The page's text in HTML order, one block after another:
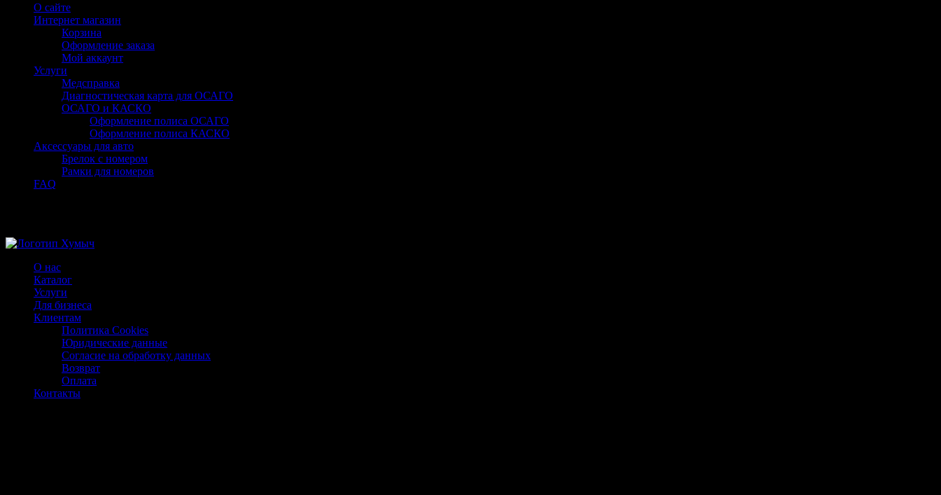
О сайте
Интернет магазин
Корзина
Оформление заказа
Мой аккаунт
Услуги
Медсправка
Диагностическая карта для ОСАГО
ОСАГО и КАСКО
Оформление полиса ОСАГО
Оформление полиса КАСКО
Аксессуары для авто
Брелок с номером
Рамки для номеров
FAQ
О нас
Каталог
Услуги
Для бизнеса
Клиентам
Политика Cookies
Юридические данные
Согласие на обработку данных
Возврат
Оплата
Контакты